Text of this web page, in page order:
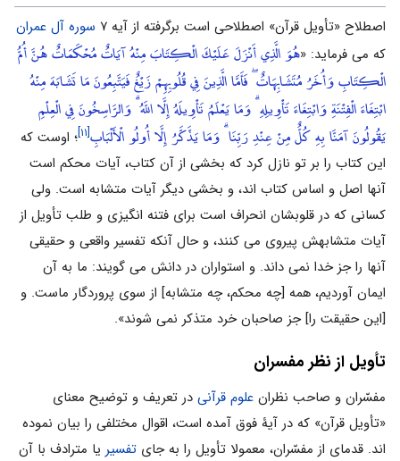
اصطلاح «تأویل قرآن» اصطلاحی است برگرفته از آیه ۷
سوره آل عمران
که می فرماید: «هُوَ الَّذِي أَنْزَلَ عَلَيْكَ الْكِتَابَ مِنْهُ آيَاتٌ مُحْكَمَاتٌ هُنَّ أُمُّ
الْكِتَابِ وَأُخَرُ مُتَشَابِهَاتٌ ۖ فَأَمَّا الَّذِينَ فِي قُلُوبِهِمْ زَيْغٌ فَيَتَّبِعُونَ مَا تَشَابَهَ مِنْهُ
ابْتِغَاءَ الْفِتْنَةِ وَابْتِغَاءَ تَأْوِيلِهِ ۗ وَمَا يَعْلَمُ تَأْوِيلَهُ إِلَّا اللَّهُ ۗ وَالرَّاسِخُونَ فِي الْعِلْمِ
يَقُولُونَ آمَنَّا بِهِ كُلٌّ مِنْ عِنْدِ رَبِّنَا ۗ وَمَا يَذَّكَّرُ إِلَّا أُولُو الْأَلْبَابِ[۱۱] ؛ اوست که
این کتاب را بر تو نازل کرد که بخشى از آن کتاب، آیات محکم است
آنها اصل و اساس کتاب‏ اند، و بخشى دیگر آیات متشابه است. ولى
کسانى که در قلوبشان انحراف است براى فتنه‏ انگیزى و طلب تأویل از
آیات متشابهش پیروى مى‏ کنند، و حال آنکه تفسیر واقعى و حقیقى
آنها را جز خدا نمى‏ داند. و استواران در دانش مى‏ گویند: ما به آن
ایمان آوردیم، همه [چه محکم، چه متشابه‏] از سوى پروردگار ماست. و
[این حقیقت را] جز صاحبان خرد متذکر نمى‏ شوند».
تأویل از نظر مفسران
مفسّران و صاحب نظران علوم قرآنی در تعریف و توضیح معناى
«تأویل قرآن» که در آیۀ فوق آمده است، اقوال مختلفی را بیان نموده
اند. قدماى از مفسّران، معمولا تأویل را به جاى تفسیر یا مترادف با آن